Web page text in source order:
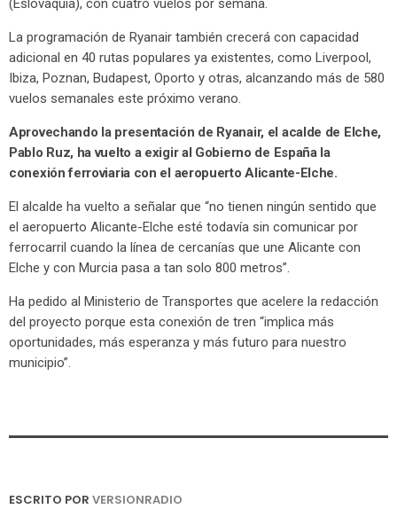
(Eslovaquia), con cuatro vuelos por semana.
La programación de Ryanair también crecerá con capacidad
adicional en 40 rutas populares ya existentes, como Liverpool,
Ibiza, Poznan, Budapest, Oporto y otras, alcanzando más de 580
vuelos semanales este próximo verano.
Aprovechando la presentación de Ryanair, el acalde de Elche,
Pablo Ruz, ha vuelto a exigir al Gobierno de España la
conexión ferroviaria con el aeropuerto Alicante-Elche.
El alcalde ha vuelto a señalar que “no tienen ningún sentido que
el aeropuerto Alicante-Elche esté todavía sin comunicar por
ferrocarril cuando la línea de cercanías que une Alicante con
Elche y con Murcia pasa a tan solo 800 metros”.
Ha pedido al Ministerio de Transportes que acelere la redacción
del proyecto porque esta conexión de tren “implica más
oportunidades, más esperanza y más futuro para nuestro
municipio”.
ESCRITO POR VERSIONRADIO